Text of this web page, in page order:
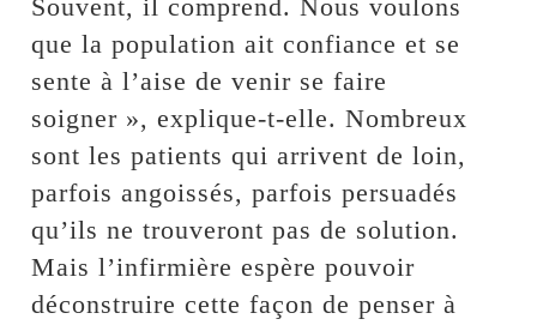
Souvent, il comprend. Nous voulons
que la population ait confiance et se
sente à l’aise de venir se faire
soigner », explique-t-elle. Nombreux
sont les patients qui arrivent de loin,
parfois angoissés, parfois persuadés
qu’ils ne trouveront pas de solution.
Mais l’infirmière espère pouvoir
déconstruire cette façon de penser à